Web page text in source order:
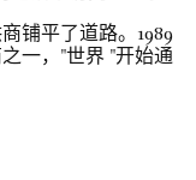
铺平了道路。1989
一，"世界 "开始通